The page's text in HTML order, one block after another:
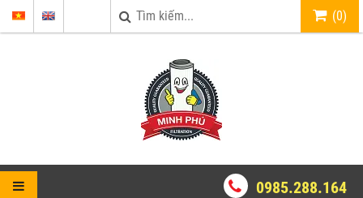
(0)
0985.288.164